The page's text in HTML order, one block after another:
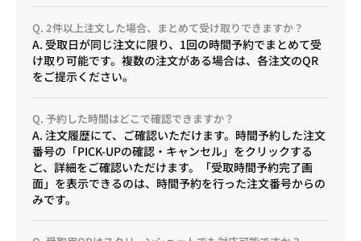
Q. 2件以上注文した場合、まとめて受け取りできますか？
A. 受取日が同じ注文に限り、1回の時間予約でまとめて受
け取り可能です。複数の注文がある場合は、各注文のQR
をご提示ください。
Q. 予約した時間はどこで確認できますか？
A. 注文履歴にて、ご確認いただけます。時間予約した注文
番号の「PICK-UPの確認・キャンセル」をクリックする
と、詳細をご確認いただけます。「受取時間予約完了画
面」を表示できるのは、時間予約を行った注文番号からの
みです。